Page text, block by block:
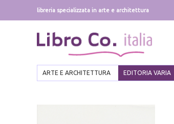
libreria specializzata in arte e architettura
ARTE E ARCHITETTURA EDITORIA VARIA